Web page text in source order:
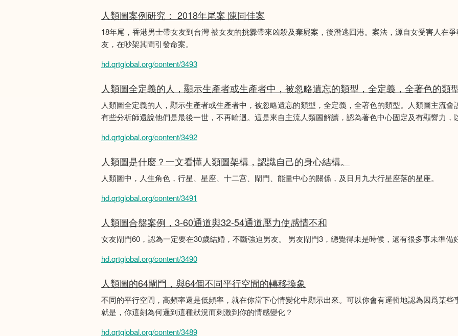
人類圖案例研究： 2018年尾案 陳同佳案
18年尾，香港男士帶女友到台灣 被女友的挑釁帶來凶殺及棄屍案，後潛逃回港。案法，源自女受害人在
友，在吵架其間引發命案。
hd.qrtglobal.org/content/3493
人類圖全定義的人，顯示生產者或生產者中，被忽略遺忘的類型，全定義，全著色的類
人類圖全定義的人，顯示生產者或生產者中，被忽略遺忘的類型，全定義，全著色的類型。人類圖主流
有些分析師還說他們是最後一世，不再輪迴。這是來自主流人類圖解讀，認為著色中心固定及有顯響力
hd.qrtglobal.org/content/3492
人類圖是什麼？一文看懂人類圖架構，認識自己的身心結構。
人類圖中，人生角色，行星、星座、十二宫、閘門、能量中心的關係，及日月九大行星座落的星座。
hd.qrtglobal.org/content/3491
人類圖合盤案例，3-60通道與32-54通道壓力使感情不和
女友閘門60，認為一定要在30歲結婚，不斷強迫男友。 男友閘門3，總覺得未是時候，還有很多事未準備
hd.qrtglobal.org/content/3490
人類圖的64閘門，與64個不同平行空間的轉移換象
不同的平行空間，高頻率還是低頻率，就在你當下心情變化中顯示出來。可以你會有邏輯地認為因爲某
就是，你這刻為何邏到這種狀況而刺激到你的情感變化？
hd.qrtglobal.org/content/3489